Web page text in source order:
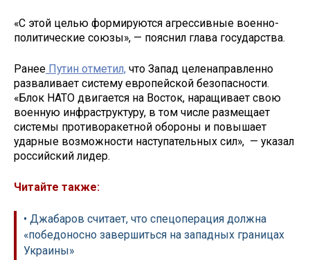
«С этой целью формируются агрессивные военно-
политические союзы», — пояснил глава государства.
Ранее Путин отметил, что Запад целенаправленно
разваливает систему европейской безопасности.
«Блок НАТО двигается на Восток, наращивает свою
военную инфраструктуру, в том числе размещает
системы противоракетной обороны и повышает
ударные возможности наступательных сил», — указал
российский лидер.
Читайте также:
• Джабаров считает, что спецоперация должна
«победоносно завершиться на западных границах
Украины»